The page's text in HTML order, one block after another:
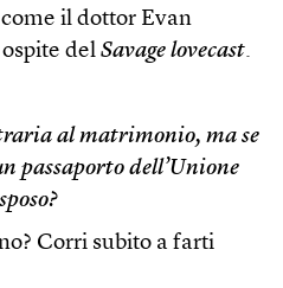
il dottor Evan
del Savage lovecast.
al matrimonio, ma se
passaporto dell’Unione
Corri subito a farti